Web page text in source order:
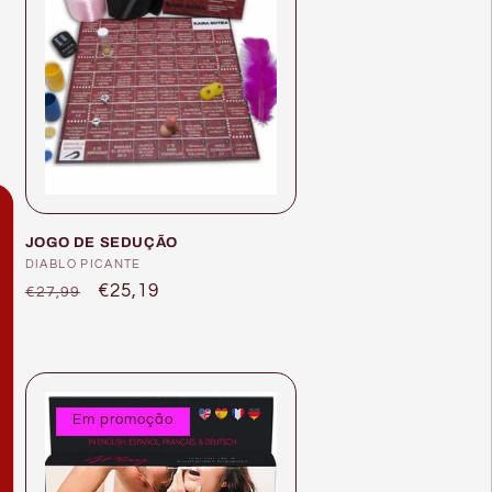
JOGO DE SEDUÇÃO
Fornecedor:
DIABLO PICANTE
Preço
€27,99
Preço
€25,19
Em promoção